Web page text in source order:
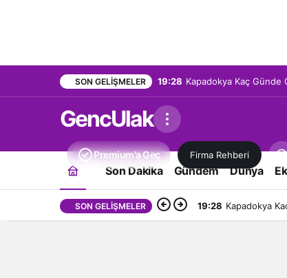
SON GELIŞMELER 19:28 Kapadokya Kaç Günde
GencUlak
Premium'a Geç Firma Rehberi
Son Dakika Gündem Dünya
SON GELIŞMELER 19:28 Kapadokya